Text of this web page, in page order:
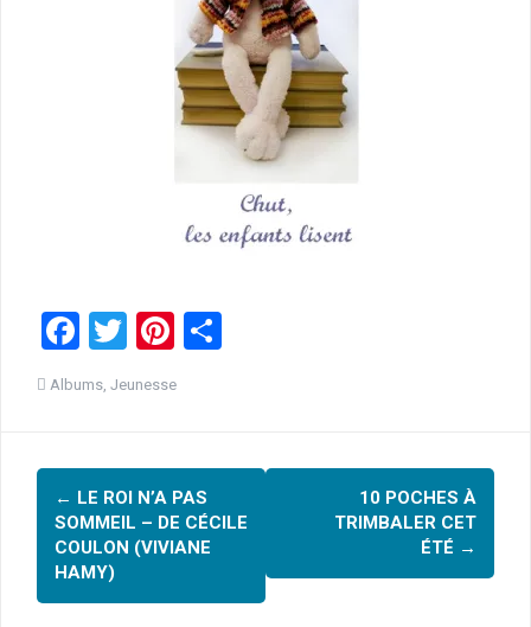
F
ce
o
o
k
T
Pi
t
er
Albums, Jeunesse
Navigation
d'article
← LE ROI N’A PAS
SOMMEIL – DE CÉCILE
COULON (VIVIANE
HAMY)
10 POCHES À
TRIMBALER CET
ÉTÉ →